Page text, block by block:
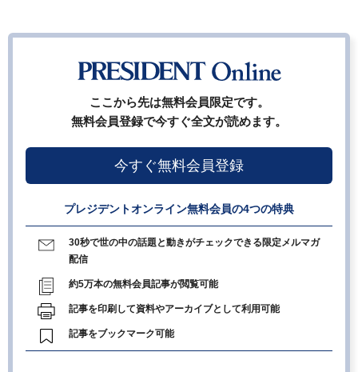
ここから先は無料会員限定です。
無料会員登録で今すぐ全文が読めます。
今すぐ無料会員登録
プレジデントオンライン無料会員の4つの特典
30秒で世の中の話題と動きがチェックできる限定メルマガ
配信
約5万本の無料会員記事が閲覧可能
記事を印刷して資料やアーカイブとして利用可能
記事をブックマーク可能